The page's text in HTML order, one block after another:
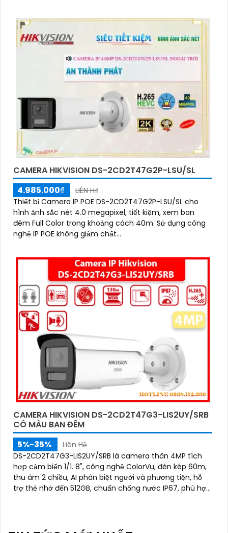
CAMERA HIKVISION DS-2CD2T47G2P-LSU/SL
4.985.000₫
LIÊN H₫
Thiết bị Camera IP POE DS-2CD2T47G2P-LSU/SL cho
hình ảnh sắc nét 4.0 megapixel, tiết kiệm, xem ban
đêm Full Color trong khoảng cách 40m. Sử dụng công
nghệ IP POE không giảm chất...
CAMERA HIKVISION DS-2CD2T47G3-LIS2UY/SRB
CÓ MÀU BAN ĐÊM
5%-35%
Liên Hệ
DS-2CD2T47G3-LIS2UY/SRB là camera thân 4MP tích
hợp cảm biến 1/1. 8", công nghệ ColorVu, đèn kép 60m,
thu âm 2 chiều, AI phân biệt người và phương tiện, hỗ
trợ thẻ nhớ đến 512GB, chuẩn chống nước IP67, phù hợp